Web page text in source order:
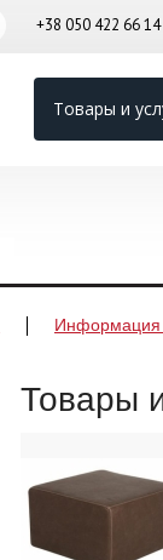
+38 050 422 66 14
Товары и
Информация
Товары